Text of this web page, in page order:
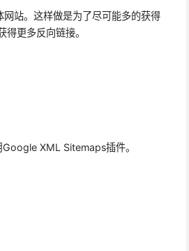
站。这样做是为了尽可能多的获得
更多反向链接。
XML Sitemaps插件。